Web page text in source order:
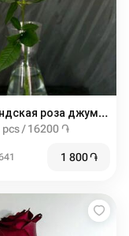
Голландская роза джумиля 60 см
pcs / 16200 ֏
1 800֏